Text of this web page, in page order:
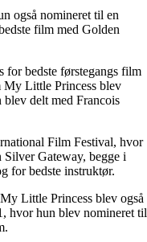
også nomineret til en
film med Golden
for bedste førstegangs film
My Little Princess blev
blev delt med Francois
Film Festival, hvor
Gateway, begge i
for bedste instruktør.
Little Princess blev også
hvor hun blev nomineret til